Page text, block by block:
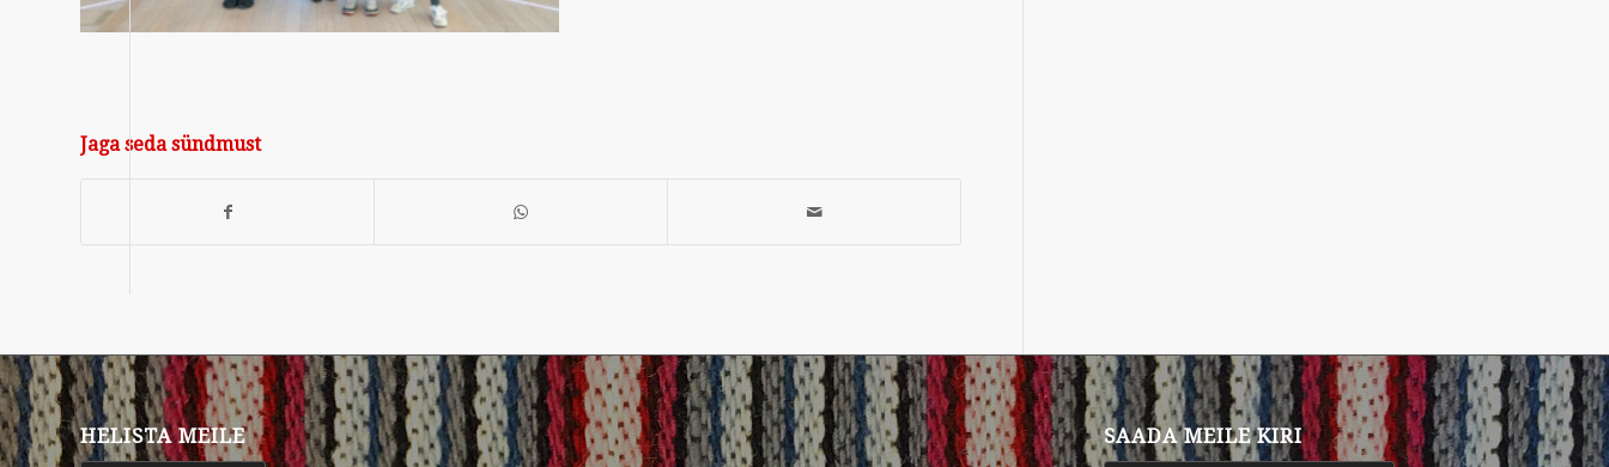
Jaga seda sündmust
HELISTA MEILE SAADA MEILE KIRI